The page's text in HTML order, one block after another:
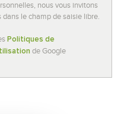
nous vous invitons
le champ de saisie libre.
Politiques de
de Google